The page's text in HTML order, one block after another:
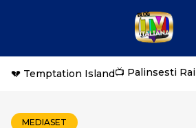
💔 Temptation Island📺 Palinsesti
MEDIASET